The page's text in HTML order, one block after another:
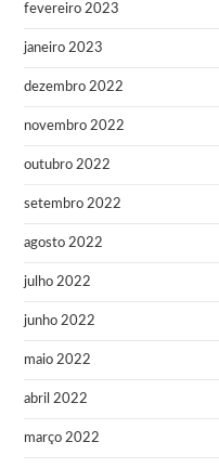
fevereiro 2023
janeiro 2023
dezembro 2022
novembro 2022
outubro 2022
setembro 2022
agosto 2022
julho 2022
junho 2022
maio 2022
abril 2022
março 2022